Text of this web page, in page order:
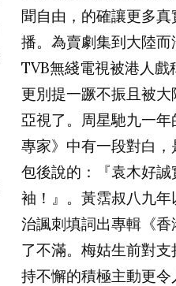
聞自由，的確讓更多
播。為賣劇集到大陸
TVB無綫電視被港人戲
更別提一蹶不振且被
亞視了。周星馳九一
專家》中有一段對白
包後說的：『袁木好
袖！』。黃霑叔八九
治諷刺填詞出專輯《香
了不滿。梅姑生前對
持不懈的積極主動更